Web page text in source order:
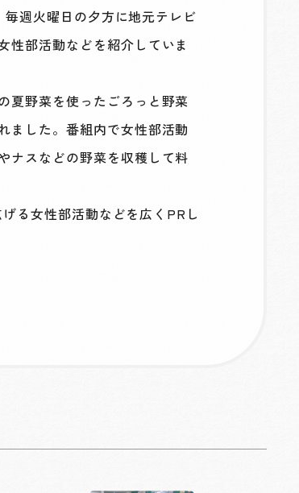
週火曜日の夕方に地元テレビ
性部活動などを紹介していま
夏野菜を使ったごろっと野菜
ました。番組内で女性部活動
ナスなどの野菜を収穫して料
る女性部活動などを広くPRし